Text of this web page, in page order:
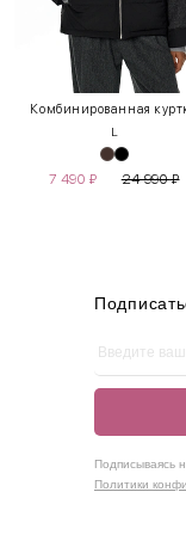
Комбинированная
L
7 490 ₽ 24 990₽
INT RUS
40-42
42-50
Как правильно
Подписываясь
Политики